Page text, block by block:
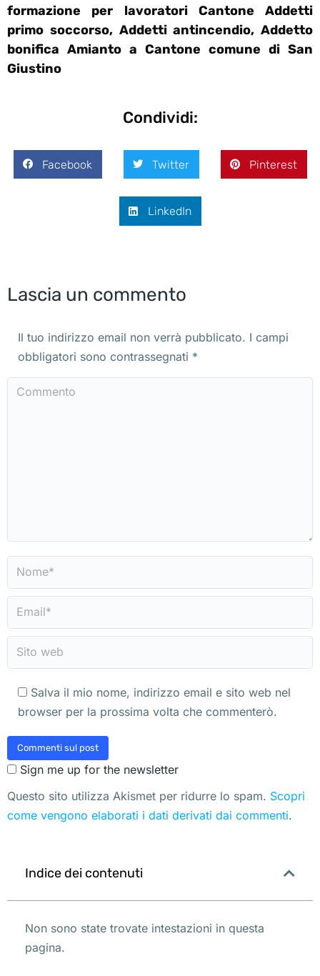
formazione per lavoratori Cantone Addetti
primo soccorso, Addetti antincendio, Addetto
bonifica Amianto a Cantone comune di San
Giustino
Condividi:
Facebook Twitter Pinterest
LinkedIn
Lascia un commento
Il tuo indirizzo email non verrà pubblicato. I campi
obbligatori sono contrassegnati *
Commento
Nome *
Email *
Sito web
Salva il mio nome, indirizzo email e sito web nel
browser per la prossima volta che commenterò.
Commenti sul post
Sign me up for the newsletter
Questo sito utilizza Akismet per ridurre lo spam. Scopri
come vengono elaborati i dati derivati dai commenti.
Indice dei contenuti
Non sono state trovate intestazioni in questa
pagina.